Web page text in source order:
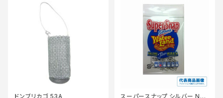
ドンブリカゴ 53A
スーパースナップ シルバー NO